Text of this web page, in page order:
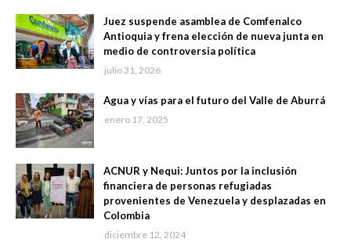
Juez suspende asamblea de Comfenalco
Antioquia y frena elección de nueva junta en
medio de controversia política
julio 31, 2026
Agua y vías para el futuro del Valle de Aburrá
enero 17, 2025
ACNUR y Nequi: Juntos por la inclusión
financiera de personas refugiadas
provenientes de Venezuela y desplazadas en
Colombia
diciembre 12, 2024